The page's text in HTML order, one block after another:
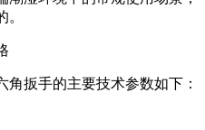
角扳手的主要技术参数如下：